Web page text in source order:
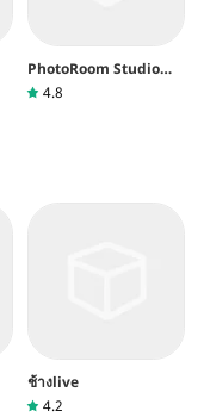
PhotoRoom Studio
Photo Editor
4.8
ช้างlive
4.2